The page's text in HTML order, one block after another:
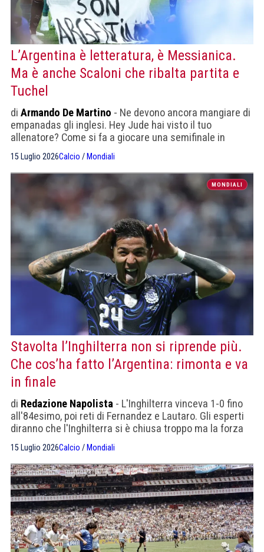
L’Argentina è letteratura, è Messianica.
Ma è anche Scaloni che ribalta partita e
Tuchel
di Armando De Martino - Ne devono ancora mangiare di
empanadas gli inglesi. Hey Jude hai visto il tuo
allenatore? Come si fa a giocare una semifinale in
15 Luglio 2026Calcio / Mondiali
MONDIALI
Stavolta l’Inghilterra non si riprende più.
Che cos’ha fatto l’Argentina: rimonta e va
in finale
di Redazione Napolista - L'Inghilterra vinceva 1-0 fino
all'84esimo, poi reti di Fernandez e Lautaro. Gli esperti
diranno che l'Inghilterra si è chiusa troppo ma la forza
dell'Argentina è stata notevole
15 Luglio 2026Calcio /Mondiali